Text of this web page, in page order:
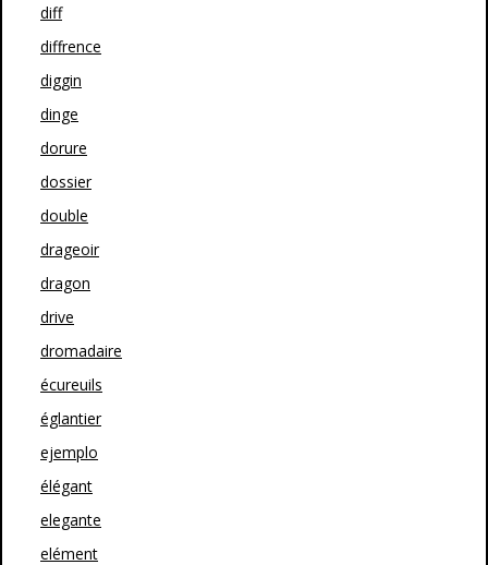
diff
diffrence
diggin
dinge
dorure
dossier
double
drageoir
dragon
drive
dromadaire
écureuils
églantier
ejemplo
élégant
elegante
elément